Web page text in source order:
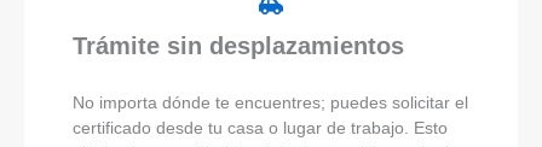
Trámite sin desplazamientos
No importa dónde te encuentres; puedes solicitar el
certificado desde tu casa o lugar de trabajo. Esto